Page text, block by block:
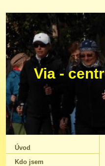
Via -
Úvod
Kdo jsem